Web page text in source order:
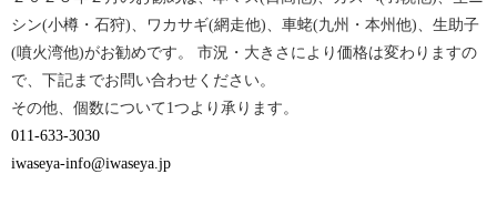
で
開
き
ま
す)
(新
し
い
ウ
ィ
ン
ド
ウ
で
ま
シン(小樽・石狩)、ワカサギ(網走他)、車蛯(九州・本州他)、生助子
(噴火湾他)がお勧めです。 市況・大きさにより価格は変わりますの
で、下記までお問い合わせください。
その他、個数について1つより承ります。
011-633-3030
iwaseya-info@iwaseya.jp